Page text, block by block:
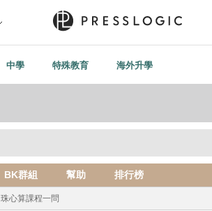
中學 特殊教育 海外升學
BK群組 幫助 排行榜
珠心算課程一問